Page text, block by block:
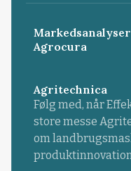
Agrocura
Agritechnica
Følg med, når
store messe
om